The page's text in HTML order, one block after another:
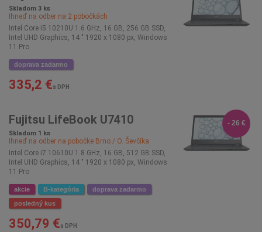
Skladom 3 ks
Ihneď na odber na 2 pobočkách
Intel Core i5 10210U 1.6 GHz, 16 GB, 256 GB SSD,
Intel UHD Graphics, 14 " 1920 x 1080 px, Windows
11 Pro
doprava zadarmo
335,2 €s DPH
Fujitsu LifeBook U7410
Skladom 1 ks
Ihneď na odber na pobočke Brno / O. Ševčíka
Intel Core i7 10610U 1.8 GHz, 16 GB, 512 GB SSD,
Intel UHD Graphics, 14 " 1920 x 1080 px, Windows
11 Pro
akcie B-kategória
doprava zadarmo
posledný kus
- 26 €
350,79 €s DPH